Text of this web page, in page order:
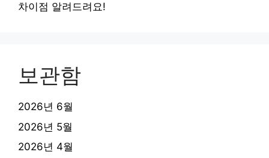
차이점 알려드려요!
보관함
2026년 6월
2026년 5월
2026년 4월